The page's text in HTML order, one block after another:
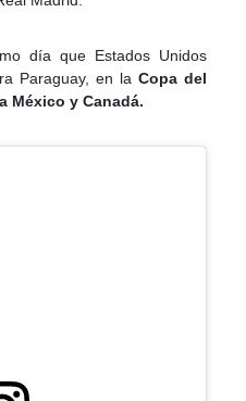
día que Estados Unidos
Paraguay, en la Copa del
México y Canadá.